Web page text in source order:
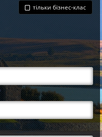
тільки бізнес-клас